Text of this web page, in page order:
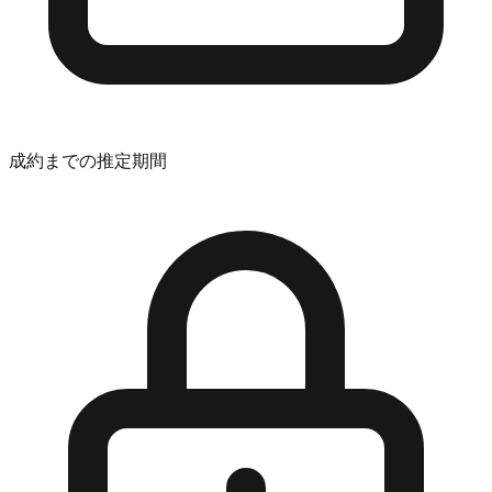
成約までの推定期間